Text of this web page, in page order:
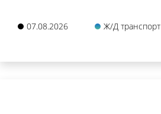
07.08.2026 Ж/Д транспорт